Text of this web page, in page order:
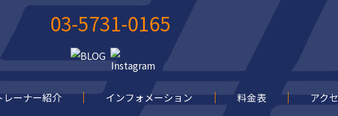
03-5731-0165
レーナー紹介 インフォメーション 料金表 アク